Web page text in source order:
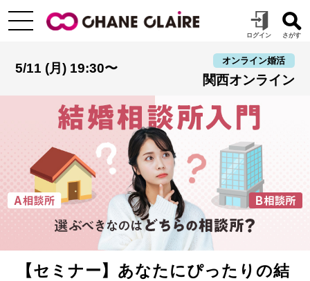
5/11 (月) 19:30〜
オンライン婚活
関西オンライン
【セミナー】あなたにぴったりの結